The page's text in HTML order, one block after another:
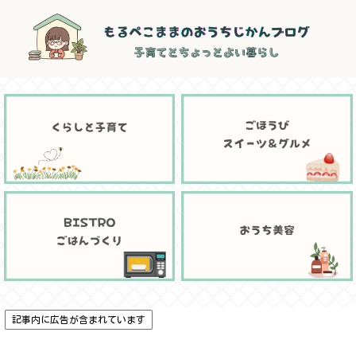
記事内に広告が含まれています